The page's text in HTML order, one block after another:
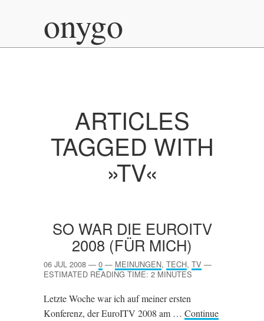
onygo
ARTICLES
TAGGED WITH
»TV«
SO WAR DIE EUROITV
2008 (FÜR MICH)
06 JUL 2008 — 0 — MEINUNGEN, TECH, TV —
ESTIMATED READING TIME: 2 MINUTES
Letzte Woche war ich auf meiner ersten
Konferenz, der EuroITV 2008 am … Continue